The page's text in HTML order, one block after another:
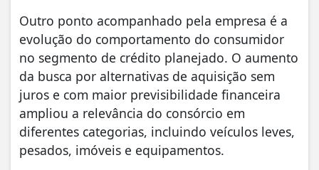
Outro ponto acompanhado pela empresa é a
evolução do comportamento do consumidor
no segmento de crédito planejado. O aumento
da busca por alternativas de aquisição sem
juros e com maior previsibilidade financeira
ampliou a relevância do consórcio em
diferentes categorias, incluindo veículos leves,
pesados, imóveis e equipamentos.